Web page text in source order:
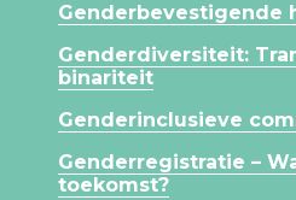
Genderbevestigende
Genderdiversiteit:
binariteit
Genderinclusieve
Genderregistratie –
toekomst?